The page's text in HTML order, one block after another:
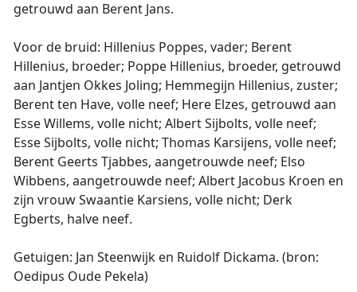
getrouwd aan Berent Jans.
Voor de bruid: Hillenius Poppes, vader; Berent
Hillenius, broeder; Poppe Hillenius, broeder, getrouwd
aan Jantjen Okkes Joling; Hemmegijn Hillenius, zuster;
Berent ten Have, volle neef; Here Elzes, getrouwd aan
Esse Willems, volle nicht; Albert Sijbolts, volle neef;
Esse Sijbolts, volle nicht; Thomas Karsijens, volle neef;
Berent Geerts Tjabbes, aangetrouwde neef; Elso
Wibbens, aangetrouwde neef; Albert Jacobus Kroen en
zijn vrouw Swaantie Karsiens, volle nicht; Derk
Egberts, halve neef.
Getuigen: Jan Steenwijk en Ruidolf Dickama. (bron:
Oedipus Oude Pekela)